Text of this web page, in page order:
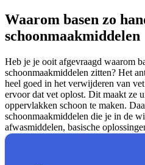
Waarom basen zo
schoonmaakmiddelen
Heb je je ooit afgevraagd waarom
schoonmaakmiddelen zitten? Het
heel goed in het verwijderen van
ervoor dat vet oplost. Dit maakt ze
oppervlakken schoon te maken.
schoonmaakmiddelen die je in de
afwasmiddelen, basische